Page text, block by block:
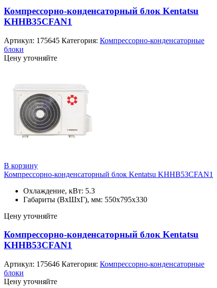
Компрессорно-конденсаторный блок Kentatsu
KHHB35CFAN1
Артикул: 175645 Категория: Компрессорно-конденсаторные
блоки
Цену уточняйте
В корзину
Компрессорно-конденсаторный блок Kentatsu KHHB53CFAN1
Охлаждение, кВт: 5.3
Габариты (ВхШхГ), мм: 550х795x330
Цену уточняйте
Компрессорно-конденсаторный блок Kentatsu
KHHB53CFAN1
Артикул: 175646 Категория: Компрессорно-конденсаторные
блоки
Цену уточняйте